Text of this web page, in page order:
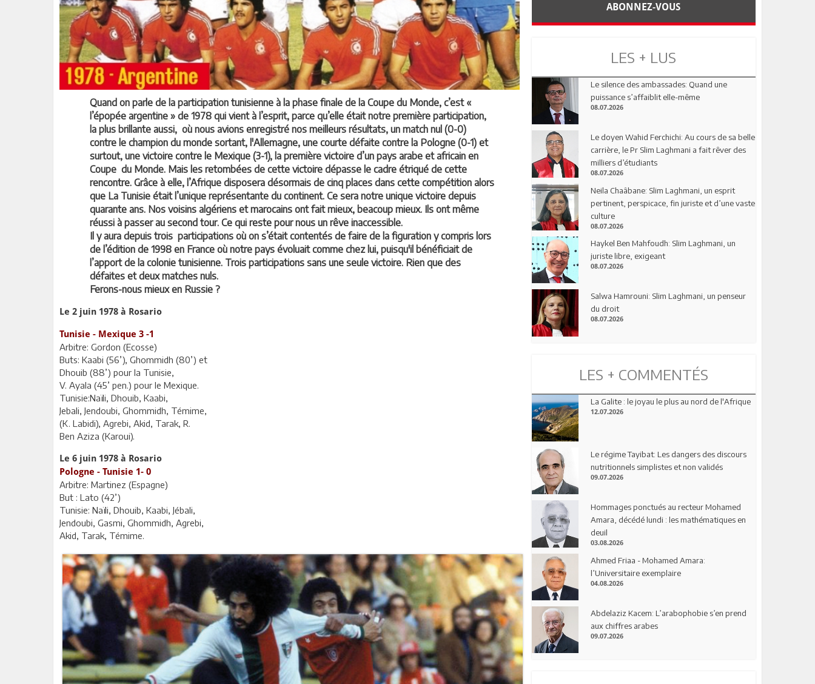
Quand on parle de la participation tunisienne à la phase finale de la Coupe du Monde, c’est «
l’épopée argentine » de 1978 qui vient à l’esprit, parce qu’elle était notre première participation,
la plus brillante aussi, où nous avions enregistré nos meilleurs résultats, un match nul (0-0)
contre le champion du monde sortant, l'Allemagne, une courte défaite contre la Pologne (0-1) et
surtout, une victoire contre le Mexique (3-1), la première victoire d’un pays arabe et africain en
Coupe du Monde. Mais les retombées de cette victoire dépasse le cadre étriqué de cette
rencontre. Grâce à elle, l’Afrique disposera désormais de cinq places dans cette compétition alors
que La Tunisie était l’unique représentante du continent. Ce sera notre unique victoire depuis
quarante ans. Nos voisins algériens et marocains ont fait mieux, beacoup mieux. Ils ont même
réussi à passer au second tour. Ce qui reste pour nous un rêve inaccessible.
Il y aura depuis trois participations où on s’était contentés de faire de la figuration y compris lors
de l’édition de 1998 en France où notre pays évoluait comme chez lui, puisqu'il bénéficiait de
l’apport de la colonie tunisienne. Trois participations sans une seule victoire. Rien que des
défaites et deux matches nuls.
Ferons-nous mieux en Russie ?
Le 2 juin 1978 à Rosario
Tunisie - Mexique 3 -1
Arbitre: Gordon (Ecosse)
Buts: Kaabi (56’), Ghommidh (80’) et
Dhouib (88’) pour la Tunisie,
V. Ayala (45’ pen.) pour le Mexique.
Tunisie:Naïli, Dhouib, Kaabi,
Jebali, Jendoubi, Ghommidh, Témime,
(K. Labidi), Agrebi, Akid, Tarak, R.
Ben Aziza (Karoui).
Le 6 juin 1978 à Rosario
Pologne - Tunisie 1- 0
Arbitre: Martinez (Espagne)
But : Lato (42’)
Tunisie: Naïli, Dhouib, Kaabi, Jébali,
Jendoubi, Gasmi, Ghommidh, Agrebi,
Akid, Tarak, Témime.
ABONNEZ-VOUS
LES + LUS
Le silence des ambassades: Quand une
puissance s’affaiblit elle-même
08.07.2026
Le doyen Wahid Ferchichi: Au cours de sa belle
carrière, le Pr Slim Laghmani a fait rêver des
milliers d’étudiants
08.07.2026
Neila Chaâbane: Slim Laghmani, un esprit
pertinent, perspicace, fin juriste et d’une vaste
culture
08.07.2026
Haykel Ben Mahfoudh: Slim Laghmani, un
juriste libre, exigeant
08.07.2026
Salwa Hamrouni: Slim Laghmani, un penseur
du droit
08.07.2026
LES + COMMENTÉS
La Galite : le joyau le plus au nord de l'Afrique
12.07.2026
Le régime Tayibat: Les dangers des discours
nutritionnels simplistes et non validés
09.07.2026
Hommages ponctués au recteur Mohamed
Amara, décédé lundi : les mathématiques en
deuil
03.08.2026
Ahmed Friaa - Mohamed Amara:
l’Universitaire exemplaire
04.08.2026
Abdelaziz Kacem: L’arabophobie s’en prend
aux chiffres arabes
09.07.2026